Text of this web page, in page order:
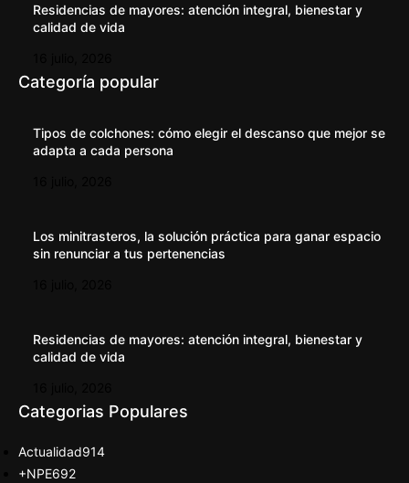
Residencias de mayores: atención integral, bienestar y
calidad de vida
Categoría popular
Tipos de colchones: cómo elegir el descanso que mejor se
adapta a cada persona
Los minitrasteros, la solución práctica para ganar espacio
sin renunciar a tus pertenencias
Residencias de mayores: atención integral, bienestar y
calidad de vida
Categorias Populares
Actualidad914
+NPE692